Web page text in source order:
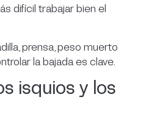
difícil trabajar bien el
prensa, peso muerto
la bajada es clave.
isquios y los